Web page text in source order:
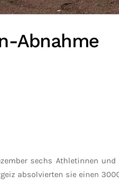
Abnahme
sechs Athletinnen
absolvierten sie einen